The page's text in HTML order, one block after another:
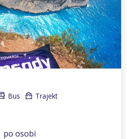
Bus
Trajekt
po osobi